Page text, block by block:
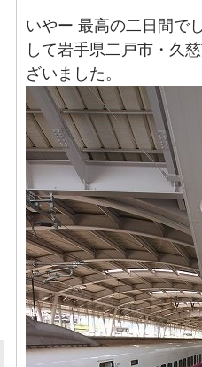
いやー 最高の二日間で
して岩手県二戸市・久
ざいました。